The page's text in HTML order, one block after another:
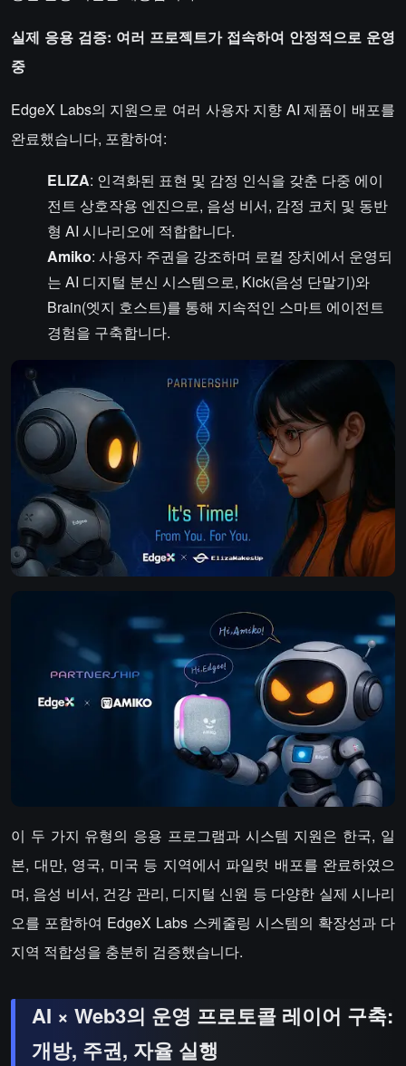
실제 응용 검증: 여러 프로젝트가 접속하여 안정적으로 운영
중
EdgeX Labs의 지원으로 여러 사용자 지향 AI 제품이 배포를
완료했습니다, 포함하여:
ELIZA: 인격화된 표현 및 감정 인식을 갖춘 다중 에이
전트 상호작용 엔진으로, 음성 비서, 감정 코치 및 동반
형 AI 시나리오에 적합합니다.
Amiko: 사용자 주권을 강조하며 로컬 장치에서 운영되
는 AI 디지털 분신 시스템으로, Kick(음성 단말기)와
Brain(엣지 호스트)를 통해 지속적인 스마트 에이전트
경험을 구축합니다.
이 두 가지 유형의 응용 프로그램과 시스템 지원은 한국, 일
본, 대만, 영국, 미국 등 지역에서 파일럿 배포를 완료하였으
며, 음성 비서, 건강 관리, 디지털 신원 등 다양한 실제 시나리
오를 포함하여 EdgeX Labs 스케줄링 시스템의 확장성과 다
지역 적합성을 충분히 검증했습니다.
AI × Web3의 운영 프로토콜 레이어 구축:
개방, 주권, 자율 실행